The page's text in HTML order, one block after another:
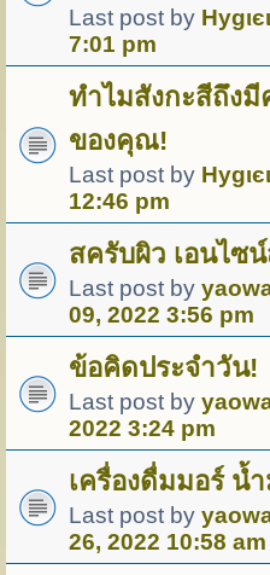
Last post by
7:01 pm
ทำไมสังกะสีถึง
ของคุณ!
Last post by
12:46 pm
สครับผิว เอนไซ
Last post by
09, 2022 3:56 pm
ข้อคิดประจำวัน!
Last post by
2022 3:24 pm
เครื่องดื่มมอร์ น้
Last post by
26, 2022 10:58 am